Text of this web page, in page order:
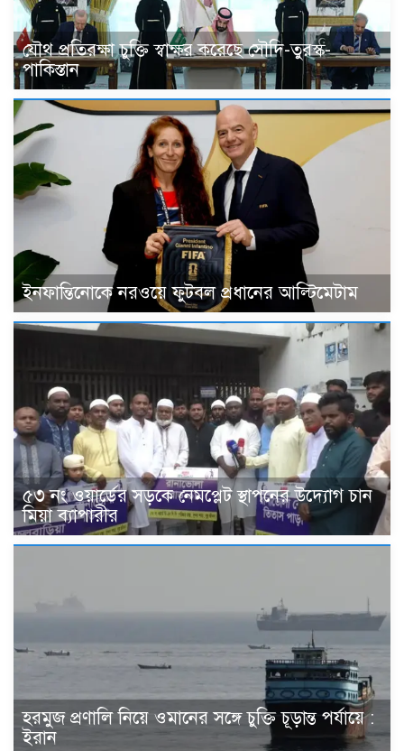
যৌথ প্রতিরক্ষা চুক্তি স্বাক্ষর করেছে সৌদি-তুরস্ক-
পাকিস্তান
ইনফান্তিনোকে নরওয়ে ফুটবল প্রধানের আল্টিমেটাম
৫৩ নং ওয়ার্ডের সড়কে নেমপ্লেট স্থাপনের উদ্যোগ চান
মিয়া ব্যাপারীর
হরমুজ প্রণালি নিয়ে ওমানের সঙ্গে চুক্তি চূড়ান্ত পর্যায়ে :
ইরান